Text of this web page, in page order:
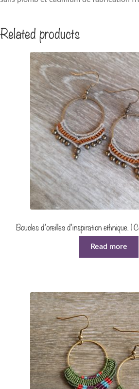
Related products
Boucles d’oreilles d’inspiration ethnique. |
Read more